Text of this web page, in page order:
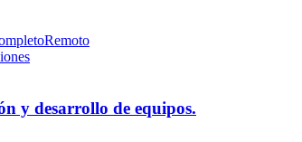
Remoto
y desarrollo de equipos.